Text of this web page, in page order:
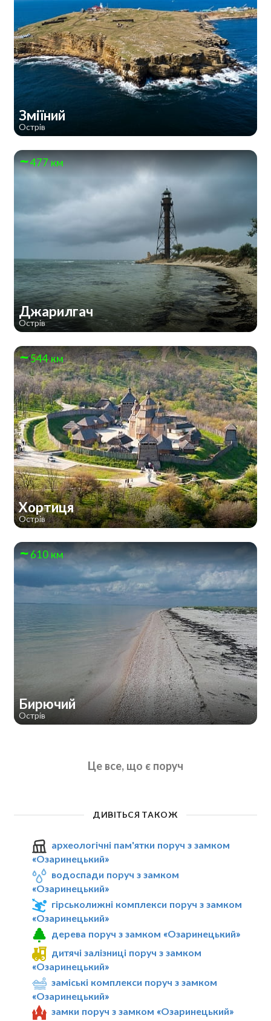
Зміїний
Острів
477 км
Джарилгач
Острів
544 км
Хортиця
Острів
610 км
Бирючий
Острів
Це все, що є поруч
ДИВІТЬСЯ ТАКОЖ
археологічні пам'ятки поруч з замком
«Озаринецький»
водоспади поруч з замком
«Озаринецький»
гірськолижні комплекси поруч з замком
«Озаринецький»
дерева поруч з замком «Озаринецький»
дитячі залізниці поруч з замком
«Озаринецький»
заміські комплекси поруч з замком
«Озаринецький»
замки поруч з замком «Озаринецький»